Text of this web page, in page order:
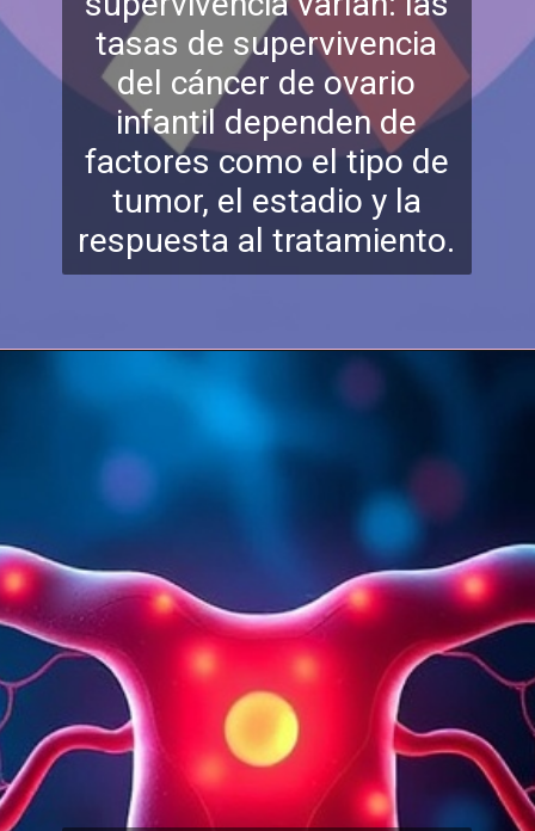
tasas de supervivencia
del cáncer de ovario
infantil dependen de
factores como el tipo de
tumor, el estadio y la
respuesta al tratamiento.